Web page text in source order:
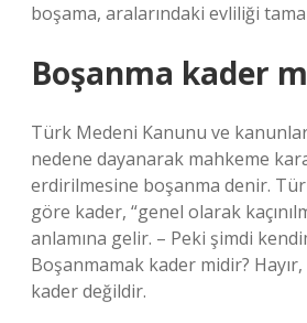
boşama, aralarındaki evliliği
Boşanma kader
Türk Medeni Kanunu ve
nedene dayanarak mahkeme
erdirilmesine boşanma denir.
göre kader, “genel olarak
anlamına gelir. – Peki şimdi
Boşanmamak kader midir?
kader değildir.